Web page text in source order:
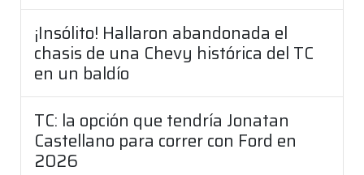
¡Insólito! Hallaron abandonada el
chasis de una Chevy histórica del TC
en un baldío
TC: la opción que tendría Jonatan
Castellano para correr con Ford en
2026